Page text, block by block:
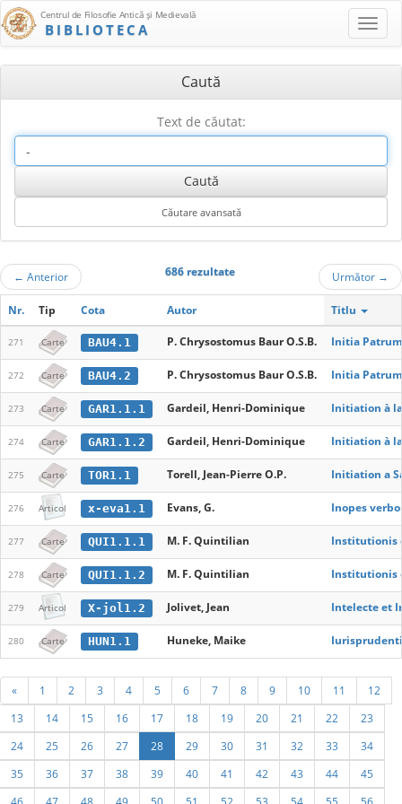
Centrul de Filosofie Antică şi Medievală
BIBLIOTECA
Caută
Text de căutat:
← Anterior 686 rezultate Următor →
Nr. Tip Cota Autor Titlu
271 Carte BAU4.1 P. Chrysostomus Baur O.S.B. Initia
272 Carte BAU4.2 P. Chrysostomus Baur O.S.B. Initia
273 Carte GAR1.1.1 Gardeil, Henri-Dominique Initiation à
274 Carte GAR1.1.2 Gardeil, Henri-Dominique Initiation à
275 Carte TOR1.1 Torell, Jean-Pierre O.P. Initiation a
276 Articol x-eva1.1 Evans, G. Inopes
277 Carte QUI1.1.1 M. F. Quintilian Institutionis
278 Carte QUI1.1.2 M. F. Quintilian Institutionis
279 Articol X-jol1.2 Jolivet, Jean Intelecte et
280 Carte HUN1.1 Huneke, Maike
« 1 2 3 4 5 6 7 8 9 10 11
12
13
14 15 16 17 18 19 20 21 22
23
24
25 26 27 28 29 30 31 32 33
34
35
36 37 38 39 40 41 42 43 44
45